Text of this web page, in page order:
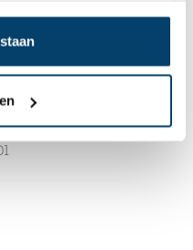
Opheusden